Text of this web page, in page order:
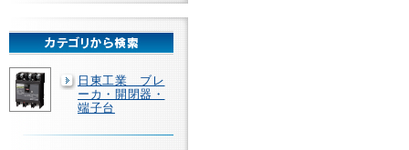
で
販
売
日東工業 ブレ
ーカ・開閉器・
端子台